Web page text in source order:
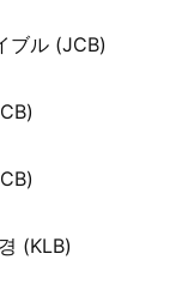
ブル (JCB)
(KLB)